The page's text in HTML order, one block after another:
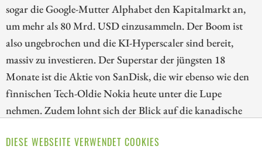
DIESE WEBSEITE VERWENDET COOKIES
sogar die Google-Mutter Alphabet den Kapitalmarkt an,
um mehr als 80 Mrd. USD einzusammeln. Der Boom ist
also ungebrochen und die KI-Hyperscaler sind bereit,
massiv zu investieren. Der Superstar der jüngsten 18
Monate ist die Aktie von SanDisk, die wir ebenso wie den
finnischen Tech-Oldie Nokia heute unter die Lupe
nehmen. Zudem lohnt sich der Blick auf die kanadische
drei bahnbrechende Technologien in die